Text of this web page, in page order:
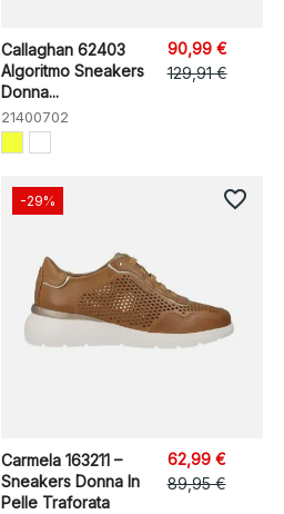
Callaghan 62403
Algoritmo Sneakers
Donna...
21400702
90,99 €
129,91 €
Carmela 163211 –
Sneakers Donna In
Pelle Traforata
62,99 €
89,95 €
-29% favorite_border